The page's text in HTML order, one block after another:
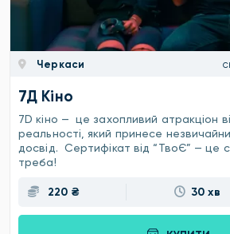
Черкаси
7Д Кіно
7D кіно — це захопливий атракціон
реальності, який принесе
досвід. Сертифікат від “ТвоЄ” — це
треба!
220 ₴ 30 хв